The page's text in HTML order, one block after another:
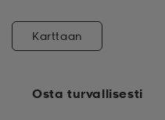
Osta turvallisesti
Karttaan